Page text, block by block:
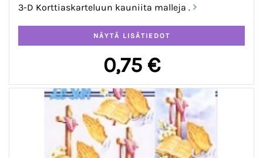
3-D Korttiaskarteluun kauniita malleja .
0,75 €